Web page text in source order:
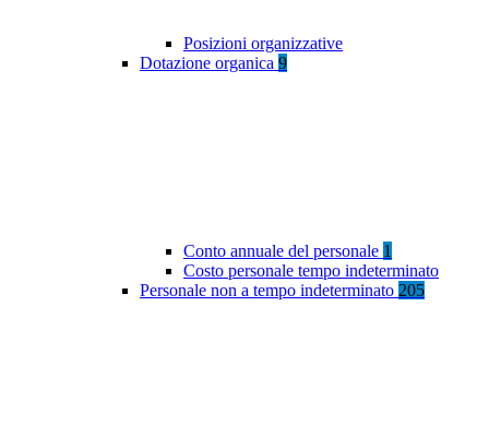
Posizioni organizzative
Dotazione organica 9
Conto annuale del personale 1
Costo personale tempo indeterminato
Personale non a tempo indeterminato 205